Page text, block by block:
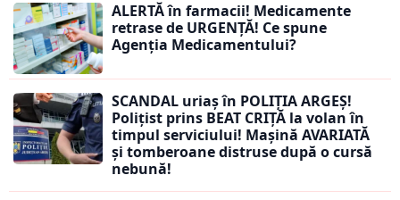
ALERTĂ în farmacii! Medicamente
retrase de URGENȚĂ! Ce spune
Agenția Medicamentului?
SCANDAL uriaș în POLIȚIA ARGEȘ!
Polițist prins BEAT CRIȚĂ la volan în
timpul serviciului! Mașină AVARIATĂ
și tomberoane distruse după o cursă
nebună!